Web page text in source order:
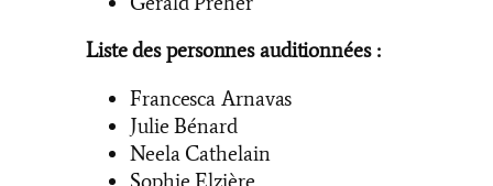
Liste des personnes auditionnées :
Francesca Arnavas
Julie Bénard
Neela Cathelain